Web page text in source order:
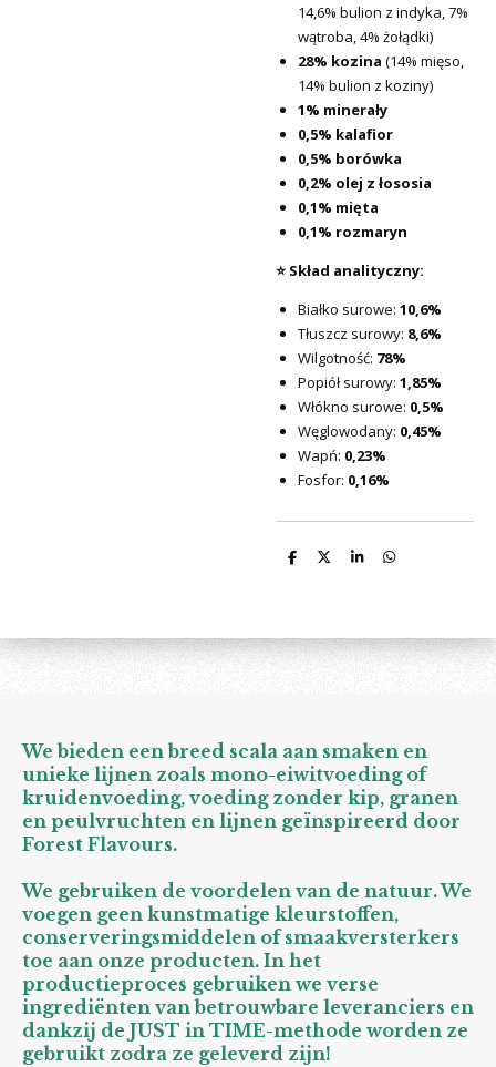
14,6% bulion z indyka, 7%
wątroba, 4% żołądki)
28% kozina (14% mięso,
14% bulion z koziny)
1% minerały
0,5% kalafior
0,5% borówka
0,2% olej z łososia
0,1% mięta
0,1% rozmaryn
⭐ Skład analityczny:
Białko surowe: 10,6%
Tłuszcz surowy: 8,6%
Wilgotność: 78%
Popiół surowy: 1,85%
Włókno surowe: 0,5%
Węglowodany: 0,45%
Wapń: 0,23%
Fosfor: 0,16%
D
D
S
D
We bieden een breed scala aan smaken en
unieke lijnen zoals mono-eiwitvoeding of
kruidenvoeding, voeding zonder kip, granen
en peulvruchten en lijnen geïnspireerd door
Forest Flavours.
We gebruiken de voordelen van de natuur. We
voegen geen kunstmatige kleurstoffen,
conserveringsmiddelen of smaakversterkers
toe aan onze producten. In het
productieproces gebruiken we verse
ingrediënten van betrouwbare leveranciers en
dankzij de JUST in TIME-methode worden ze
gebruikt zodra ze geleverd zijn!